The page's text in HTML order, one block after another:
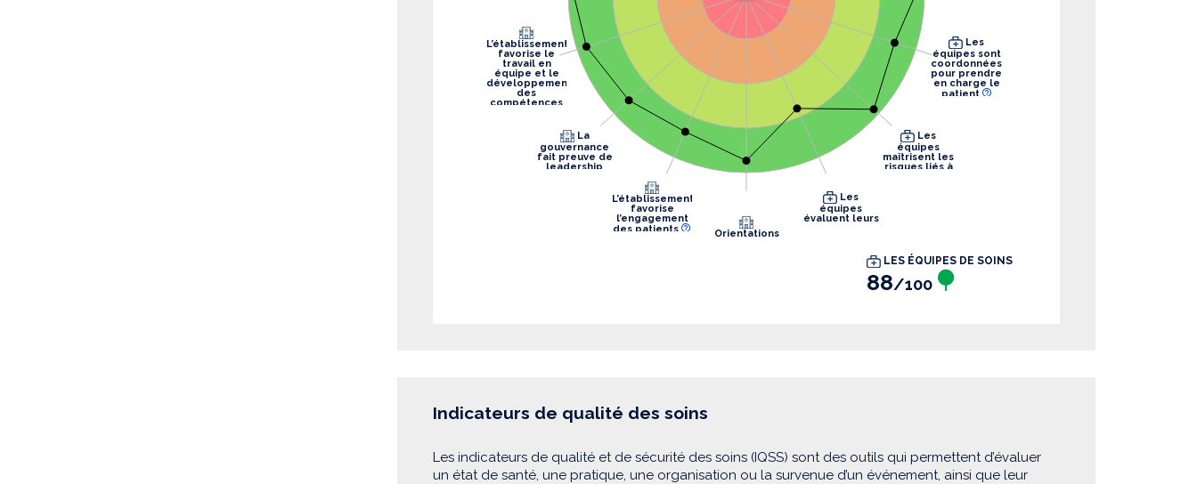
LES ÉQUIPES DE SOINS
88/100
équipes sont
coordonnées
pour prendre
en charge le
patient
équipes
maîtrisent les
risques liés à
équipes
évaluent leurs
Orientations
L’établissement
favorise
l’engagement
des patients
La
gouvernance
fait preuve de
leadership
L’établissement
favorise le
travail en
équipe et le
développement
des
compétences
Indicateurs de qualité des soins
Les indicateurs de qualité et de sécurité des soins (IQSS) sont des outils qui permettent d’évaluer
un état de santé, une pratique, une organisation ou la survenue d’un événement, ainsi que leur